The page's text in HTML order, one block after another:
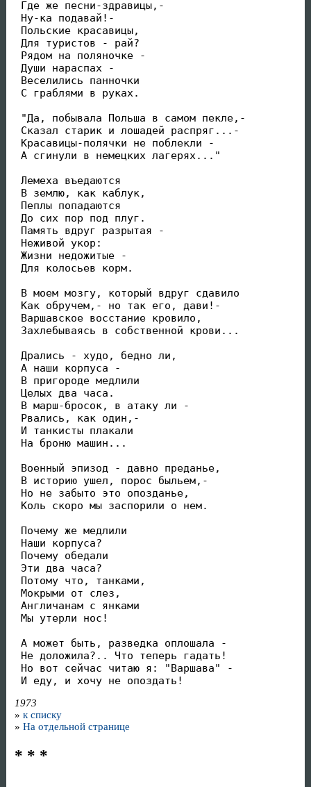
Где же песни-здравицы,-
Ну-ка подавай!-
Польские красавицы,
Для туристов - рай?
Рядом на поляночке -
Души нараспах -
Веселились панночки
С граблями в руках.
"Да, побывала Польша в самом пекле,-
Сказал старик и лошадей распряг...-
Красавицы-полячки не поблекли -
А сгинули в немецких лагерях..."
Лемеха въедаются
В землю, как каблук,
Пеплы попадаются
До сих пор под плуг.
Память вдруг разрытая -
Неживой укор:
Жизни недожитые -
Для колосьев корм.
В моем мозгу, который вдруг сдавило
Как обручем,- но так его, дави!-
Варшавское восстание кровило,
Захлебываясь в собственной крови...
Дрались - худо, бедно ли,
А наши корпуса -
В пригороде медлили
Целых два часа.
В марш-бросок, в атаку ли -
Рвались, как один,-
И танкисты плакали
На броню машин...
Военный эпизод - давно преданье,
В историю ушел, порос быльем,-
Но не забыто это опозданье,
Коль скоро мы заспорили о нем.
Почему же медлили
Наши корпуса?
Почему обедали
Эти два часа?
Потому что, танками,
Мокрыми от слез,
Англичанам с янками
Мы утерли нос!
А может быть, разведка оплошала -
Не доложила?.. Что теперь гадать!
Но вот сейчас читаю я: "Варшава" -
И еду, и хочу не опоздать!
1973
» к списку
» На отдельной странице
* * *